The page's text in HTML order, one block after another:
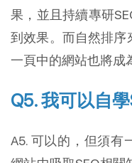
果，並且持續專研
到效果。而自然排序
一頁中的網站也將成
Q5. 我可以自學
A5. 可以的，但須有